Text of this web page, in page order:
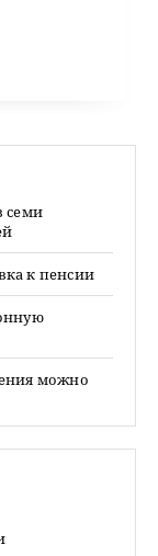
семи
к пенсии
можно